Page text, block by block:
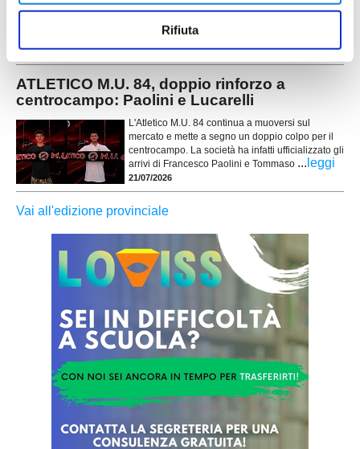
Rifiuta
anni da vice allenatore in piazze importanti come
Montegranaro, Fermana e Montegiorgio, il tecnico
23/07/2026
ATLETICO M.U. 84, doppio rinforzo a
centrocampo: Paolini e Lucarelli
L'Atletico M.U. 84 continua a muoversi sul
mercato e mette a segno un doppio colpo per il
centrocampo. La società ha infatti ufficializzato gli
arrivi di Francesco Paolini e Tommaso ... leggi
21/07/2026
Vai all'edizione provinciale